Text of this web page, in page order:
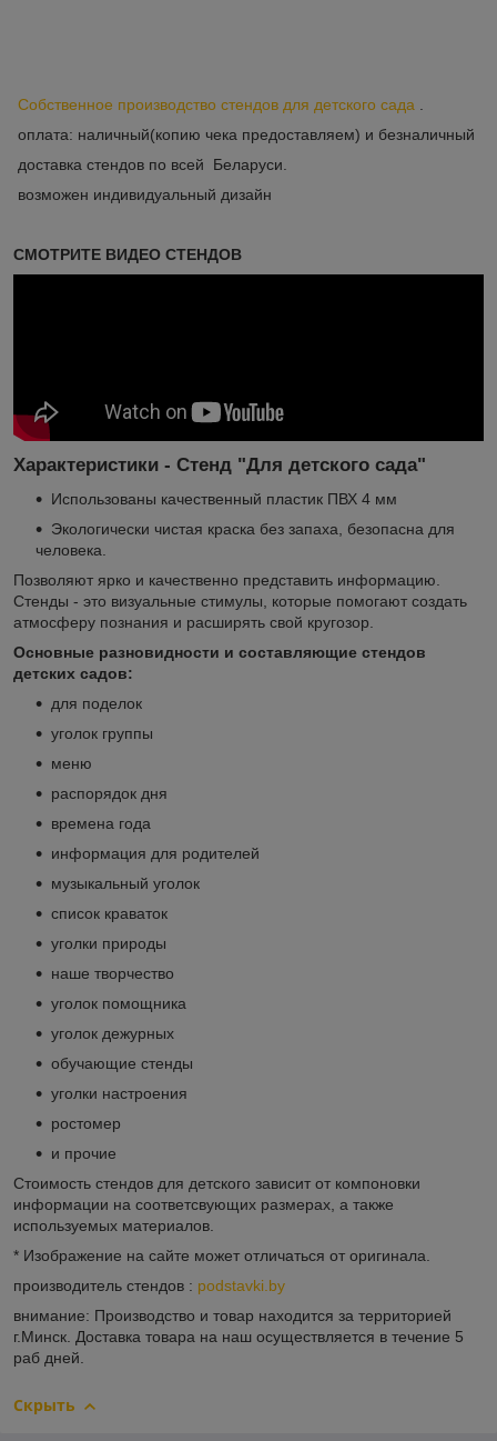
Собственное производство стендов для детского сада .
оплата: наличный(копию чека предоставляем) и безналичный
доставка стендов по всей Беларуси.
возможен индивидуальный дизайн
СМОТРИТЕ ВИДЕО СТЕНДОВ
Характеристики - Стенд "Для детского сада"
Использованы качественный пластик ПВХ 4 мм
Экологически чистая краска без запаха, безопасна для
человека.
Позволяют ярко и качественно представить информацию.
Стенды - это визуальные стимулы, которые помогают создать
атмосферу познания и расширять свой кругозор.
Основные разновидности и составляющие стендов
детских садов:
для поделок
уголок группы
меню
распорядок дня
времена года
информация для родителей
музыкальный уголок
список краваток
уголки природы
наше творчество
уголок помощника
уголок дежурных
обучающие стенды
уголки настроения
ростомер
и прочие
Стоимость стендов для детского зависит от компоновки
информации на соответсвующих размерах, а также
используемых материалов.
* Изображение на сайте может отличаться от оригинала.
производитель стендов : podstavki.by
внимание: Производство и товар находится за территорией
г.Минск. Доставка товара на наш осуществляется в течение 5
раб дней.
Скрыть